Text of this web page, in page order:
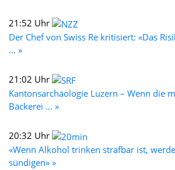
21:52 Uhr
Der Chef von Swiss Re kritisiert: «Das
... »
21:02 Uhr
Kantonsarchäologie Luzern – Wenn die
Bäckerei ... »
20:32 Uhr
«Wenn Alkohol trinken strafbar ist,
sündigen» »